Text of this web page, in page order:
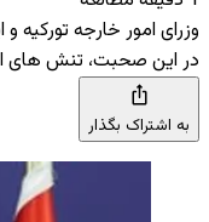
وزرای امور خارجه تورکیه
در این صحبت، تنش ‌های
به اشتراک بگذار